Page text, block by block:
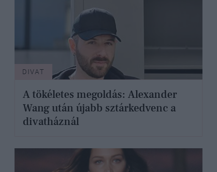
DIVAT
A tökéletes megoldás: Alexander
Wang után újabb sztárkedvenc a
divatháznál